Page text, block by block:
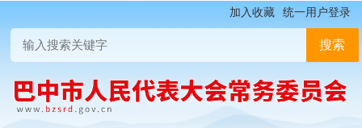
加入收藏 统一用户登录